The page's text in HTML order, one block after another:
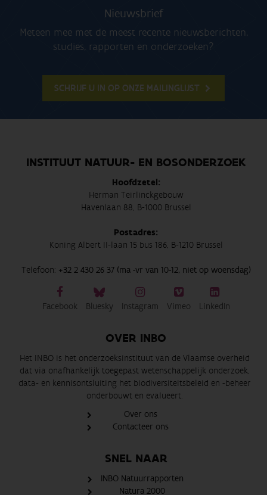
Nieuwsbrief
Meteen mee met de meest recente nieuwsberichten,
studies, rapporten en onderzoeken?
SCHRIJF U IN OP ONZE MAILINGLIJST
INSTITUUT NATUUR- EN BOSONDERZOEK
Hoofdzetel:
Herman Teirlinckgebouw
Havenlaan 88, B-1000 Brussel
Postadres:
Koning Albert II-laan 15 bus 186, B-1210 Brussel
Telefoon: +32 2 430 26 37 (ma -vr van 10-12, niet op woensdag)
Facebook Bluesky Instagram Vimeo LinkedIn
OVER INBO
Het INBO is het onderzoeksinstituut van de Vlaamse overheid
dat via onafhankelijk toegepast wetenschappelijk onderzoek,
data- en kennisontsluiting het biodiversiteitsbeleid en -beheer
onderbouwt en evalueert.
Over ons
Contacteer ons
SNEL NAAR
INBO Natuurrapporten
Natura 2000